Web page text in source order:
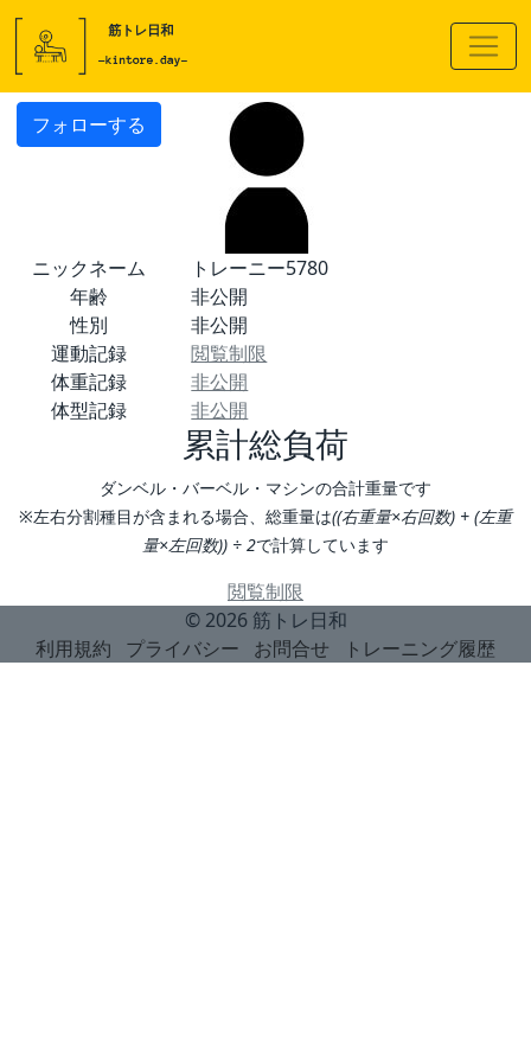
フォローする
ニックネーム
トレーニー5780
年齢
非公開
性別
非公開
運動記録
閲覧制限
体重記録
非公開
体型記録
非公開
累計総負荷
ダンベル・バーベル・マシンの合計重量です
※左右分割種目が含まれる場合、総重量は((右重量×右回数) + (左重
量×左回数)) ÷ 2で計算しています
閲覧制限
© 2026 筋トレ日和
利用規約
プライバシー お問合せ トレーニング履歴